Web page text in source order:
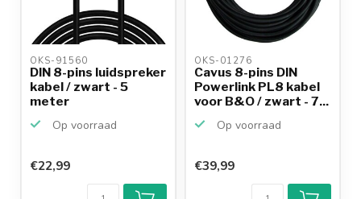
OKS-91560
DIN 8-pins luidspreker
kabel / zwart - 5
meter
Op voorraad
€22,99
OKS-01276
Cavus 8-pins DIN
Powerlink PL8 kabel
voor B&O / zwart - 7...
Op voorraad
€39,99